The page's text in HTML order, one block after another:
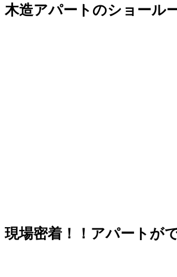
木造アパートのショール
現場密着！！アパートが